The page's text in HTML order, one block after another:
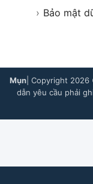
› Bảo mật
Mụn | Copyright
dẫn yêu cầu phải